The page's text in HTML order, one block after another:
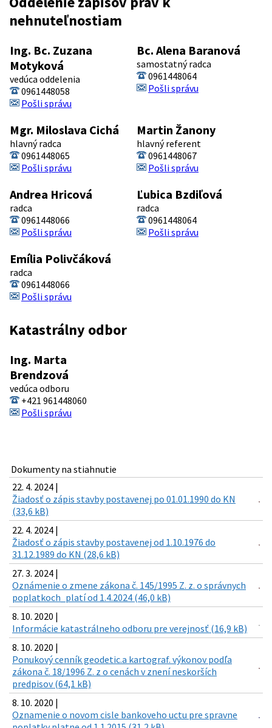
nehnuteľnostiam
Ing. Bc. Zuzana
Motyková
vedúca oddelenia
0961448058
Pošli správu
Bc. Alena Baranová
samostatný radca
0961448064
Pošli správu
Mgr. Miloslava Cichá
hlavný radca
0961448065
Pošli správu
Martin Žanony
hlavný referent
0961448067
Pošli správu
Andrea Hricová
radca
0961448066
Pošli správu
Ľubica Bzdiľová
radca
0961448064
Pošli správu
Emília Polivčáková
radca
0961448066
Pošli správu
Katastrálny odbor
Ing. Marta
Brendzová
vedúca odboru
+421 961448060
Pošli správu
Dokumenty na stiahnutie
22. 4. 2024 |
Žiadosť o zápis stavby postavenej po 01.01.1990 do KN
(33,6 kB)
22. 4. 2024 |
Žiadosť o zápis stavby postavenej od 1.10.1976 do
31.12.1989 do KN (28,6 kB)
27. 3. 2024 |
Oznámenie o zmene zákona č. 145/1995 Z. z. o správnych
poplatkoch_platí od 1.4.2024 (46,0 kB)
8. 10. 2020 |
Informácie katastrálneho odboru pre verejnosť (16,9 kB)
8. 10. 2020 |
Ponukový cenník geodetic.a kartograf. výkonov podľa
zákona č. 18/1996 Z. z o cenách v znení neskorších
predpisov (64,1 kB)
8. 10. 2020 |
Oznamenie o novom cisle bankoveho uctu pre spravne